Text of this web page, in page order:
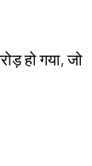
हो गया, जो